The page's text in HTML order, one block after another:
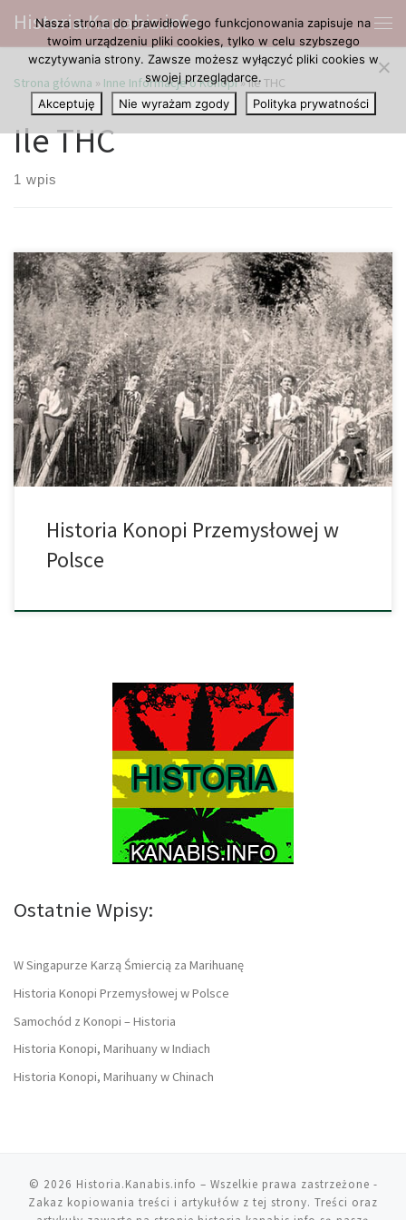
Przejdź do treści
Historia.Kanabis.info
Strona główna » Inne Informacje o Konopi »Ile THC
Ile THC
1 wpis
Wbrew powszechnie panującym przekonaniom nasz cudowny
kraj, oraz konopie mają ze sobą naprawdę wiele wspólnego,
bowiem Polska należy do dość niewielkiej grupy posiadających
wieloletnią tradycję w uprawie, a także co najważniejsze
przerobie konopi. Obecnie wszelkiej odmiany tej nietuzinkowej
rośliny posiadające w sobie nie więcej aniżeli 0.2% THC zostały w
pełni […]
Historia Konopi Przemysłowej w
Polsce
Ostatnie Wpisy:
W Singapurze Karzą Śmiercią za Marihuanę
Historia Konopi Przemysłowej w Polsce
Samochód z Konopi – Historia
Historia Konopi, Marihuany w Indiach
Historia Konopi, Marihuany w Chinach
© 2026 Historia.Kanabis.info – Wszelkie prawa zastrzeżone -
Zakaz kopiowania treści i artykułów z tej strony. Treści oraz
Nasza strona do prawidłowego funkcjonowania zapisuje na
twoim urządzeniu pliki cookies, tylko w celu szybszego
wczytywania strony. Zawsze możesz wyłączyć pliki cookies w
swojej przeglądarce.
Akceptuję
Nie wyrażam zgody Polityka prywatności